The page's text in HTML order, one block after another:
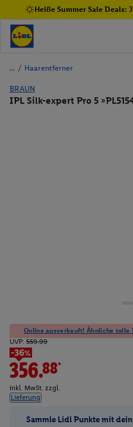
Heiße Summer Sale Deals:
/ Haarentferner
BRAUN
IPL Silk-expert Pro 5
Online ausverkauft! Ähnliche tolle
UVP: 559.99
-36%
356.88*
inkl. MwSt. zzgl.
Lieferung
Sammle Lidl Punkte mit